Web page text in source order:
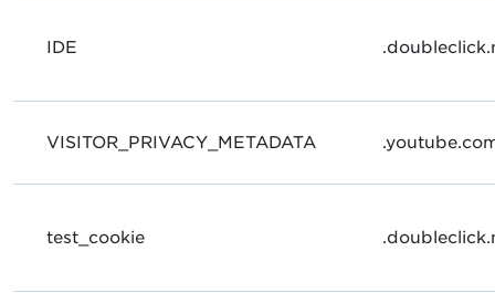
IDE
VISITOR_PRIVACY_METADATA
test_cookie